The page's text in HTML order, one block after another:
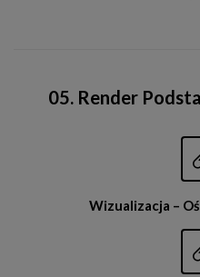
05. Render
Wizualizacja –